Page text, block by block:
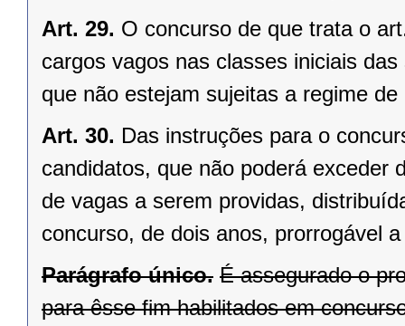
Art. 29. O concurso de que trata o
cargos vagos nas classes iniciais
que não estejam sujeitas a regime
Art. 30. Das instruções para o
candidatos, que não poderá exceder
de vagas a serem providas,
concurso, de dois anos, prorrogável
Parágrafo único. É assegurado o
para êsse fim habilitados em